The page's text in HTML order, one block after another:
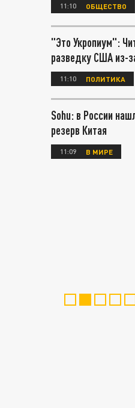
11:10 ОБЩЕСТВО
"Это Укропиум":
разведку США из-
11:10 ПОЛИТИКА
Sohu: в России
резерв Китая
11:09 В МИРЕ